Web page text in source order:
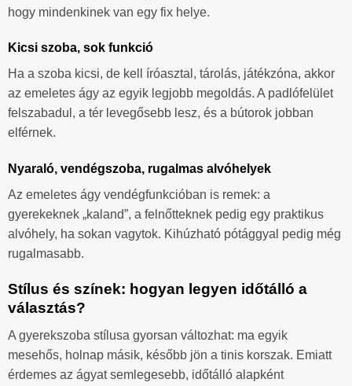
hogy mindenkinek van egy fix helye.
Kicsi szoba, sok funkció
Ha a szoba kicsi, de kell íróasztal, tárolás, játékzóna, akkor
az emeletes ágy az egyik legjobb megoldás. A padlófelület
felszabadul, a tér levegősebb lesz, és a bútorok jobban
elférnek.
Nyaraló, vendégszoba, rugalmas alvóhelyek
Az emeletes ágy vendégfunkcióban is remek: a
gyerekeknek „kaland”, a felnőtteknek pedig egy praktikus
alvóhely, ha sokan vagytok. Kihúzható pótággyal pedig még
rugalmasabb.
Stílus és színek: hogyan legyen időtálló a
választás?
A gyerekszoba stílusa gyorsan változhat: ma egyik
mesehős, holnap másik, később jön a tinis korszak. Emiatt
érdemes az ágyat semlegesebb, időtálló alapként